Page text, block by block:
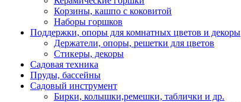
Корзины, кашпо с коковитой
Наборы горшков
Поддержки, опоры для комнатных цветов и декоры
Держатели, опоры, решетки для цветов
Стикеры, декоры
Садовая техника
Пруды, бассейны
Садовый инструмент
Бирки, колышки,ремешки, таблички и др.